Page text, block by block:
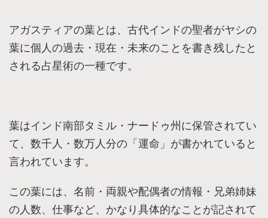
アガスティアの葉とは、古代インドの聖者がヤシの
葉に個人の過去・現在・未来のことを書き残したと
される占星術の一種です。
葉はインド南部タミル・ナードゥ州に保管されてい
て、数千人・数万人分の「運命」が書かれていると
言われています。
この葉には、名前・両親や配偶者の情報・兄弟姉妹
の人数、仕事など、かなり具体的なことが記されて